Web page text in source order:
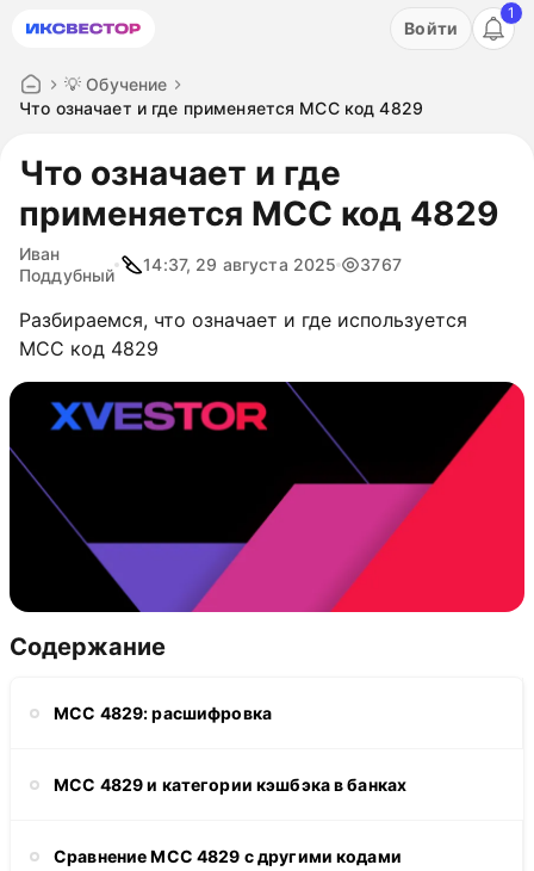
Акция: бесплатный пробный период на 3 дня!
Войти
1
💡 Обучение
Что означает и где применяется MCC код 4829
Что означает и где
применяется MCC код 4829
Иван
Поддубный
14:37, 29 августа 2025 3767
Разбираемся, что означает и где используется
MCC код 4829
Содержание
MCC 4829: расшифровка
MCC 4829 и категории кэшбэка в банках
Сравнение MCC 4829 с другими кодами